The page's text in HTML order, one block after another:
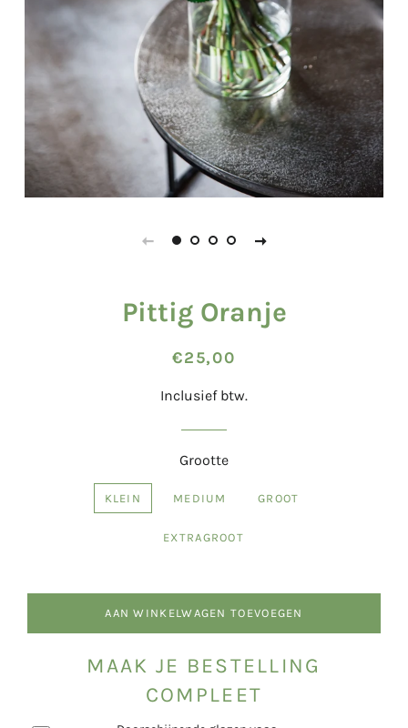
Pittig Oranje
Normale
Aanbiedingsprijs
€25,00
Inclusief btw.
Grootte
KLEIN MEDIUM GROOT
EXTRAGROOT
AAN WINKELWAGEN TOEVOEGEN
MAAK JE BESTELLING
COMPLEET